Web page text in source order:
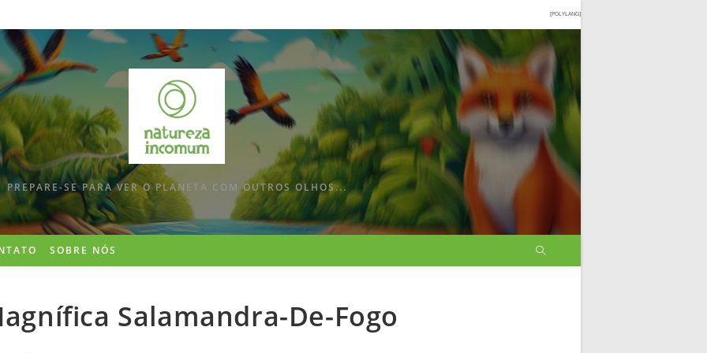
[POLYLANG]
PREPARE-SE PARA VER O PLANETA COM OUTROS OLHOS...
SOBRE NÓS
Salamandra-De-Fogo